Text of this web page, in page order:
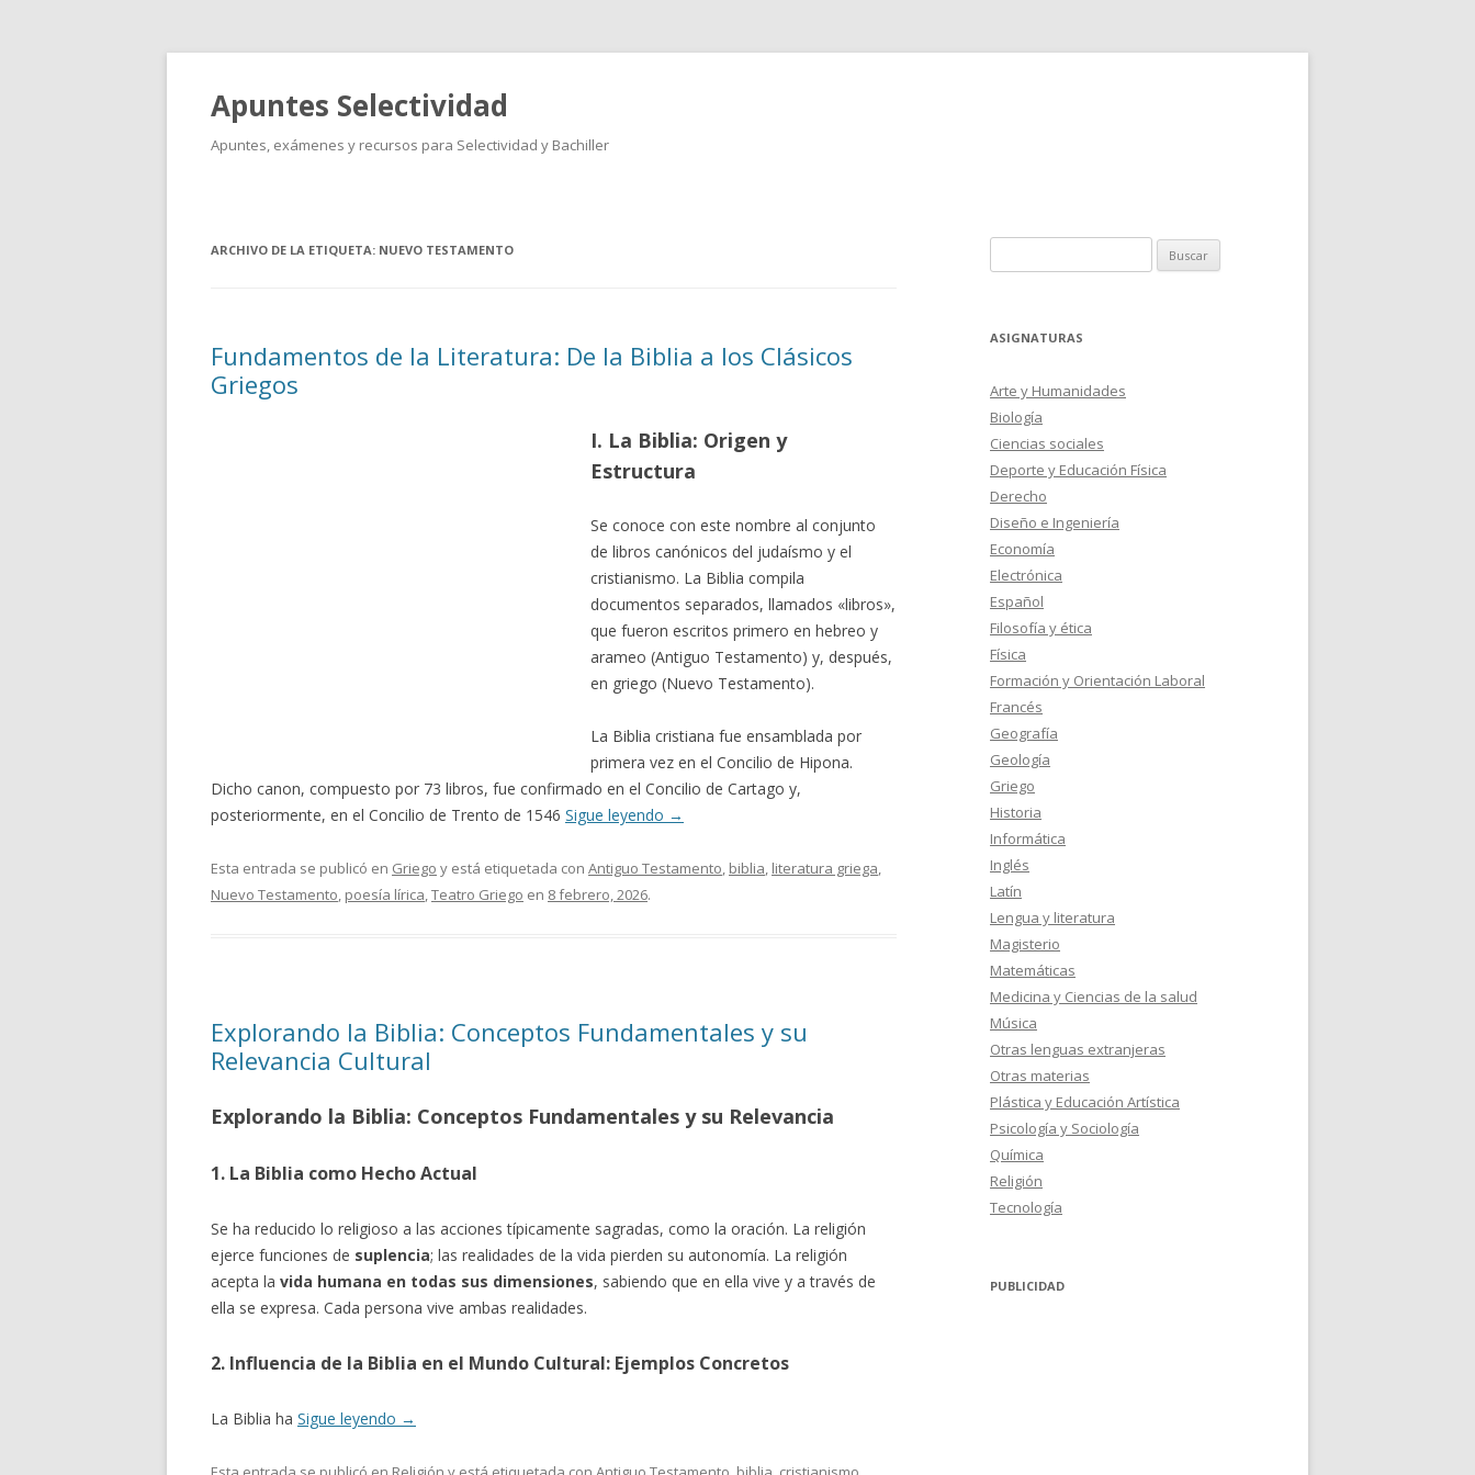
Apuntes Selectividad
Apuntes, exámenes y recursos para Selectividad y Bachiller
ARCHIVO DE LA ETIQUETA: NUEVO TESTAMENTO
Fundamentos de la Literatura: De la Biblia a los Clásicos
Griegos
I. La Biblia: Origen y
Estructura
Se conoce con este nombre al conjunto
de libros canónicos del judaísmo y el
cristianismo. La Biblia compila
documentos separados, llamados «libros»,
que fueron escritos primero en hebreo y
arameo (Antiguo Testamento) y, después,
en griego (Nuevo Testamento).
La Biblia cristiana fue ensamblada por
primera vez en el Concilio de Hipona.
Dicho canon, compuesto por 73 libros, fue confirmado en el Concilio de Cartago y,
posteriormente, en el Concilio de Trento de 1546 Sigue leyendo →
Esta entrada se publicó en Griego y está etiquetada con Antiguo Testamento, biblia, literatura griega,
Nuevo Testamento, poesía lírica,Teatro Griego en 8 febrero, 2026.
Explorando la Biblia: Conceptos Fundamentales y su
Relevancia Cultural
Explorando la Biblia: Conceptos Fundamentales y su Relevancia
1. La Biblia como Hecho Actual
Se ha reducido lo religioso a las acciones típicamente sagradas, como la oración. La religión
ejerce funciones de suplencia; las realidades de la vida pierden su autonomía. La religión
acepta la vida humana en todas sus dimensiones, sabiendo que en ella vive y a través de
ella se expresa. Cada persona vive ambas realidades.
2. Influencia de la Biblia en el Mundo Cultural: Ejemplos Concretos
La Biblia ha Sigue leyendo →
ASIGNATURAS
Arte y Humanidades
Biología
Ciencias sociales
Deporte y Educación Física
Derecho
Diseño e Ingeniería
Economía
Electrónica
Español
Filosofía y ética
Física
Formación y Orientación Laboral
Francés
Geografía
Geología
Griego
Historia
Informática
Inglés
Latín
Lengua y literatura
Magisterio
Matemáticas
Medicina y Ciencias de la salud
Música
Otras lenguas extranjeras
Otras materias
Plástica y Educación Artística
Psicología y Sociología
Química
Religión
Tecnología
PUBLICIDAD